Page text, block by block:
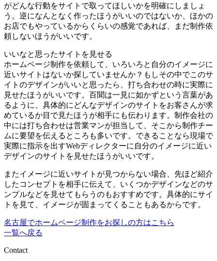
がどんな行動をサイトで取ってほしいかを明確にしましょ
う。逆になんとなく作ったほうがいいのではないか、ほかの
お店でもやっているからくらいの感覚であれば、まだ制作依
頼しないほうがいいです。
いいなと思ったサイトを見せる
ホームページ制作を依頼して、いろいろと自分のイメージに
近いサイトはないか探していませんか？もしその中でこのサ
イトのデザインがいいと思ったら、打ち合わせの時に実際に
見せたほうがいいです。百聞は一見に如かずという言葉があ
るように、具体的にどんなデザインのサイトをお客さんが求
めているか目で見たほうが相手にも伝わります。制作会社の
中には打ち合わせは営業マンが担当して、そこから制作チー
ムに要望を伝えるところも多いです。できることなら現場で
実際に指示を出すWebディレクターに自分のイメージに近い
デザインのサイトを見せたほうがいいです。
またイメージに近いサイトが見つからない場合、先ほど紹介
したコンセプトを相手に伝えて、いくつかデザインなどのサ
ンプルなどを見せてもらうのもおすすめです。具体的にサイ
トを見て、イメージが固まってくることもあるからです。
名古屋でホームページ制作をお探しの方はこちら
一覧へ戻る
Contact